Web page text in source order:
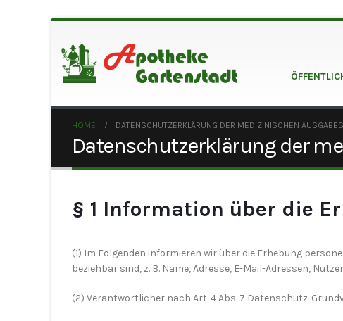
HOME DATENSCHUTZERKLÄRUNG DER MEDIZINISCHEN
Datenschutzerklärung der
§ 1 Information über die
(1) Im Folgenden informieren wir über die Erhebung
beziehbar sind, z. B. Name, Adresse, E-Mail-Adressen,
(2) Verantwortlicher nach Art. 4 Abs. 7 Datenschutz-